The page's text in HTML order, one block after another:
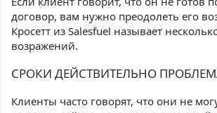
договор, вам нужно преодолеть его
Кросетт из Salesfuel называет
возражений.
СРОКИ ДЕЙСТВИТЕЛЬНО
Клиенты часто говорят, что они не